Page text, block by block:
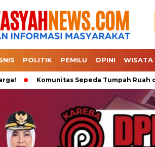
POLITIK PEMILU OPINI WISATA
Komunitas Sepeda Tumpah Ruah di